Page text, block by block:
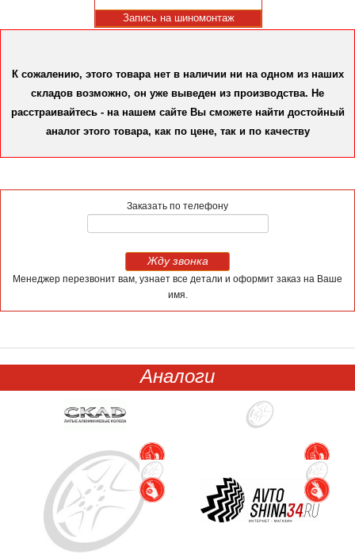
Запись на шиномонтаж
К сожалению, этого товара нет в наличии ни на одном из наших
складов возможно, он уже выведен из производства. Не
расстраивайтесь - на нашем сайте Вы сможете найти достойный
аналог этого товара, как по цене, так и по качеству
Заказать по телефону
Жду звонка
Менеджер перезвонит вам, узнает все детали и оформит заказ на Ваше
имя.
Аналоги